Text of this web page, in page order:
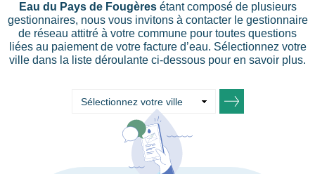
Eau du Pays de Fougèresétant composé de plusieurs
gestionnaires, nous vous invitons à contacter le gestionnaire
de réseau attitré à votre commune pour toutes questions
liées au paiement de votre facture d’eau. Sélectionnez votre
ville dans la liste déroulante ci-dessous pour en savoir plus.